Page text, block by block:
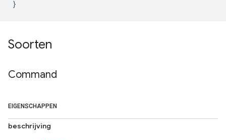
}
Soorten
Command
EIGENSCHAPPEN
beschrijving